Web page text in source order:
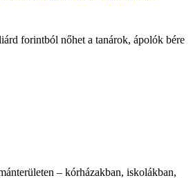
forintból nőhet a tanárok, ápolók bére
– kórházakban, iskolákban,